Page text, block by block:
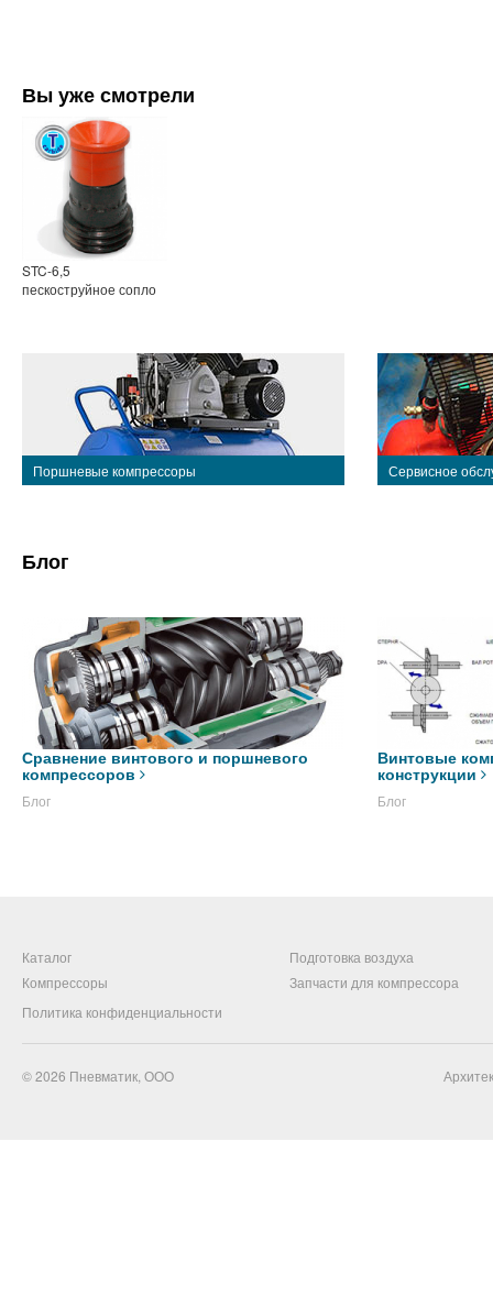
Вы уже смотрели
STC-6,5
пескоструйное сопло
Поршневые компрессоры Сервисное
Блог
Сравнение винтового и поршневого
компрессоров
Блог
Винтовые
конструкции
Блог
Каталог
Компрессоры
Подготовка воздуха
Запчасти для компрессора
Политика конфиденциальности
© 2026 Пневматик, ООО